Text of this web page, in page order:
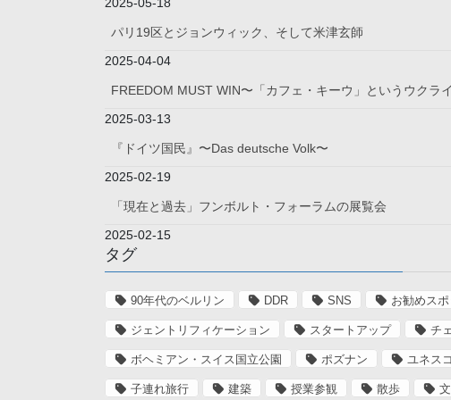
パリ19区とジョンウィック、そして米津玄師
2025-04-04
FREEDOM MUST WIN〜「カフェ・キーウ」というウクラ
2025-03-13
『ドイツ国民』〜Das deutsche Volk〜
2025-02-19
「現在と過去」フンボルト・フォーラムの展覧会
2025-02-15
タグ
90年代のベルリン DDR SNS お勧めスポ
ジェントリフィケーション スタートアップ チ
ボヘミアン・スイス国立公園 ポズナン ユネス
子連れ旅行 建築 授業参観 散歩